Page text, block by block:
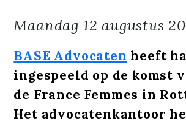
Maandag 12 augustus
BASE Advocaten heeft
ingespeeld op de komst
de France Femmes in
Het advocatenkantoor